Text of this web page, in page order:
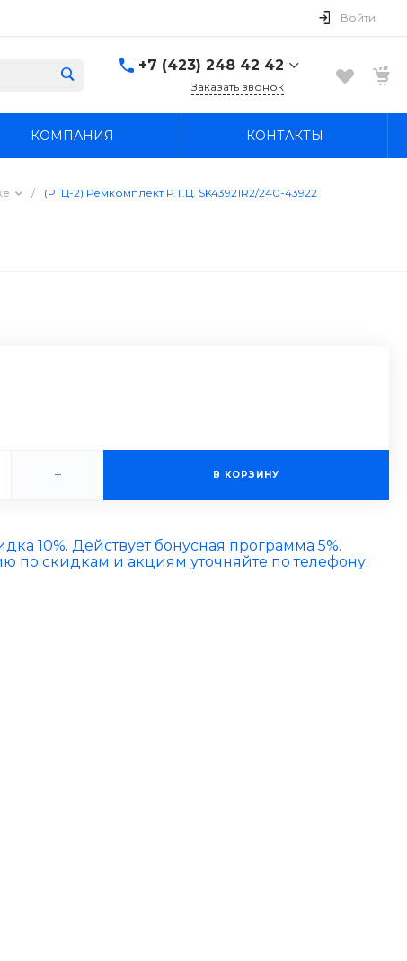
Войти
+7 (423) 248 42 42
Надеждинский район, п.
boss4848@mail.ru
Заказать звонок
КОМПАНИЯ КОНТАКТЫ
/ (РТЦ-2) Ремкомплект Р.Т.Ц. SK43921R2/240-43922
+ В КОРЗИНУ
10%. Действует бонусная программа 5%.
скидкам и акциям уточняйте по телефону.